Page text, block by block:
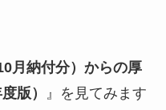
月納付分）からの厚
版）
』を見てみます